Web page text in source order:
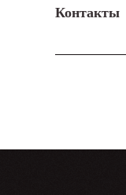
Контакты